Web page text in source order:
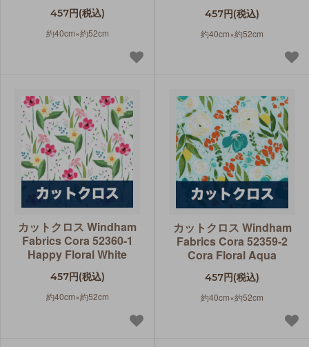
457円(税込)
約40cm×約52cm
457円(税込)
約40cm×約52cm
カットクロス Windham
Fabrics Cora 52360-1
Happy Floral White
457円(税込)
約40cm×約52cm
カットクロス Windham
Fabrics Cora 52359-2
Cora Floral Aqua
457円(税込)
約40cm×約52cm